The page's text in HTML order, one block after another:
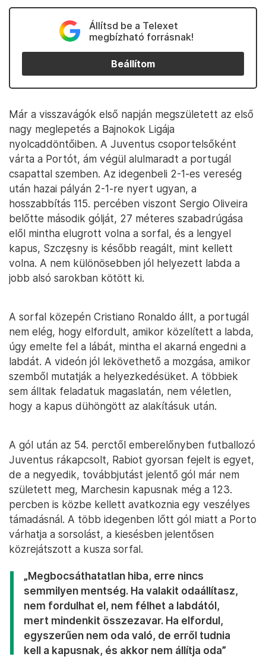
Állítsd be a Telexet
megbízható forrásnak!
Beállítom
Már a visszavágók első napján megszületett az első
nagy meglepetés a Bajnokok Ligája
nyolcaddöntőiben. A Juventus csoportelsőként
várta a Portót, ám végül alulmaradt a portugál
csapattal szemben. Az idegenbeli 2-1-es vereség
után hazai pályán 2-1-re nyert ugyan, a
hosszabbítás 115. percében viszont Sergio Oliveira
belőtte második gólját, 27 méteres szabadrúgása
elől mintha elugrott volna a sorfal, és a lengyel
kapus, Szczęsny is később reagált, mint kellett
volna. A nem különösebben jól helyezett labda a
jobb alsó sarokban kötött ki.
A sorfal közepén Cristiano Ronaldo állt, a portugál
nem elég, hogy elfordult, amikor közelített a labda,
úgy emelte fel a lábát, mintha el akarná engedni a
labdát. A videón jól lekövethető a mozgása, amikor
szemből mutatják a helyezkedésüket. A többiek
sem álltak feladatuk magaslatán, nem véletlen,
hogy a kapus dühöngött az alakításuk után.
A gól után az 54. perctől emberelőnyben futballozó
Juventus rákapcsolt, Rabiot gyorsan fejelt is egyet,
de a negyedik, továbbjutást jelentő gól már nem
született meg, Marchesin kapusnak még a 123.
percben is közbe kellett avatkoznia egy veszélyes
támadásnál. A több idegenben lőtt gól miatt a Porto
várhatja a sorsolást, a kiesésben jelentősen
közrejátszott a kusza sorfal.
„Megbocsáthatatlan hiba, erre nincs
semmilyen mentség. Ha valakit odaállítasz,
nem fordulhat el, nem félhet a labdától,
mert mindenkit összezavar. Ha elfordul,
egyszerűen nem oda való, de erről tudnia
kell a kapusnak, és akkor nem állítja oda”